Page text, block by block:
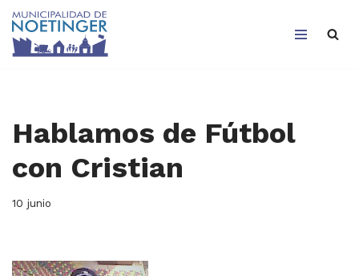
Saltar
Hablamos de Fútbol
con Cristian
10 junio